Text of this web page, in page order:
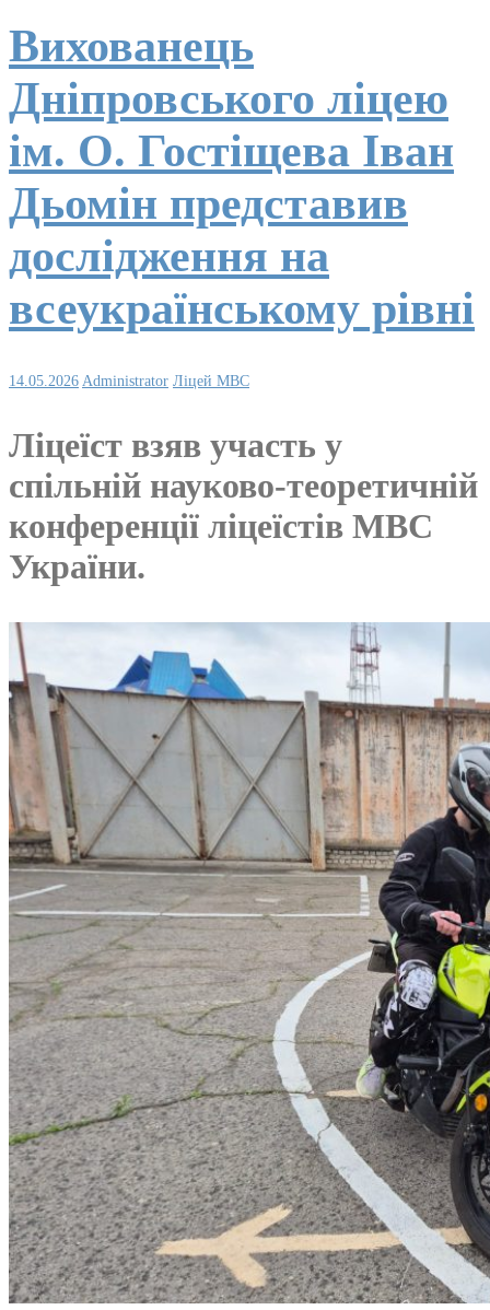
Вихованець
Дніпровського ліцею
ім. О. Гостіщева Іван
Дьомін представив
дослідження на
всеукраїнському рівні
14.05.2026 Administrator Ліцей МВС
Ліцеїст взяв участь у
спільній науково-теоретичній
конференції ліцеїстів МВС
України.